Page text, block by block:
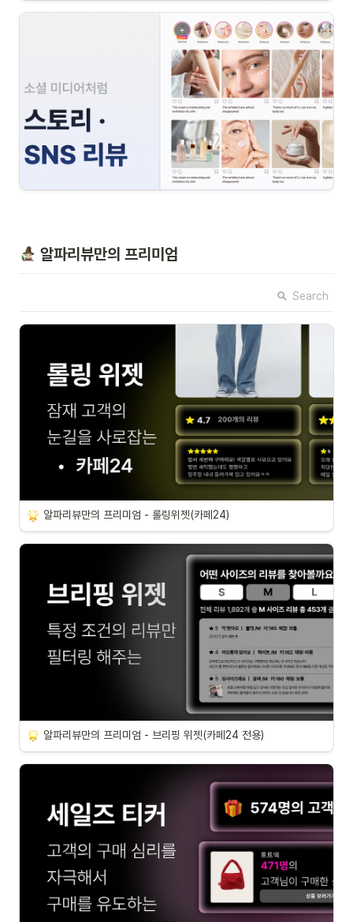
알파리뷰만의 프리미엄
Search
알파리뷰만의 프리미엄 - 롤링위젯(카페24)
알파리뷰만의 프리미엄 - 브리핑 위젯(카페24 전용)